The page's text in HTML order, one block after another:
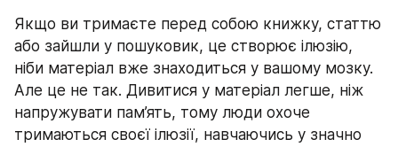
Якщо ви тримаєте перед собою книжку, статтю
або зайшли у пошуковик, це створює ілюзію,
ніби матеріал вже знаходиться у вашому мозку.
Але це не так. Дивитися у матеріал легше, ніж
напружувати пам’ять, тому люди охоче
тримаються своєї ілюзії, навчаючись у значно